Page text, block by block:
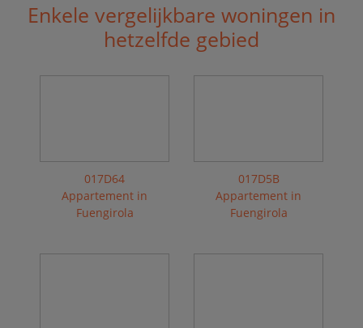
Enkele vergelijkbare woningen in
hetzelfde gebied
017D64
Appartement in
Fuengirola
017D5B
Appartement in
Fuengirola